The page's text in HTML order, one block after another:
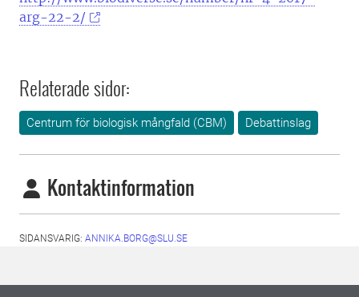
arg-22-2/
Relaterade sidor:
Centrum för biologisk mångfald (CBM) Debattinslag
Kontaktinformation
SIDANSVARIG: ANNIKA.BORG@SLU.SE